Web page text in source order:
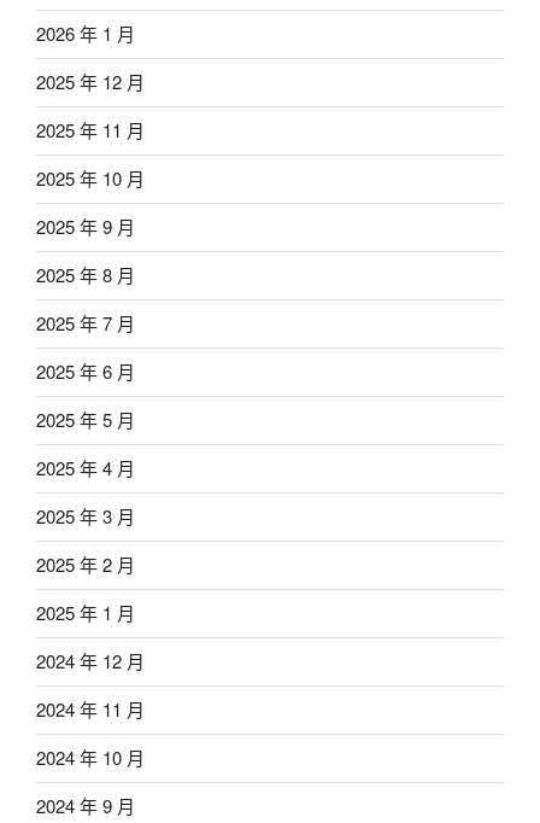
2026 年 1 月
2025 年 12 月
2025 年 11 月
2025 年 10 月
2025 年 9 月
2025 年 8 月
2025 年 7 月
2025 年 6 月
2025 年 5 月
2025 年 4 月
2025 年 3 月
2025 年 2 月
2025 年 1 月
2024 年 12 月
2024 年 11 月
2024 年 10 月
2024 年 9 月